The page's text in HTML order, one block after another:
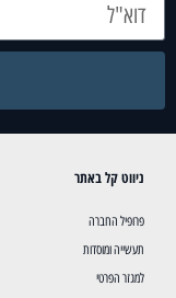
ניווט קל באתר
פרופיל החברה
תעשייה ומוסדות
למגזר הפרטי